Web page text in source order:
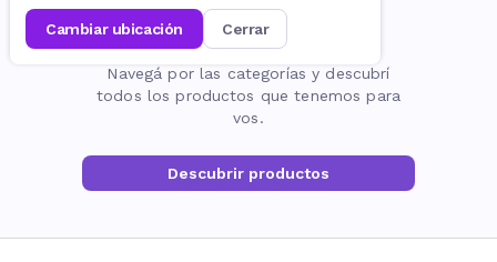
cambiar ubicación cerrar
La página no existe
Navegá por las categorías y descubrí
todos los productos que tenemos para
vos.
Descubrir productos